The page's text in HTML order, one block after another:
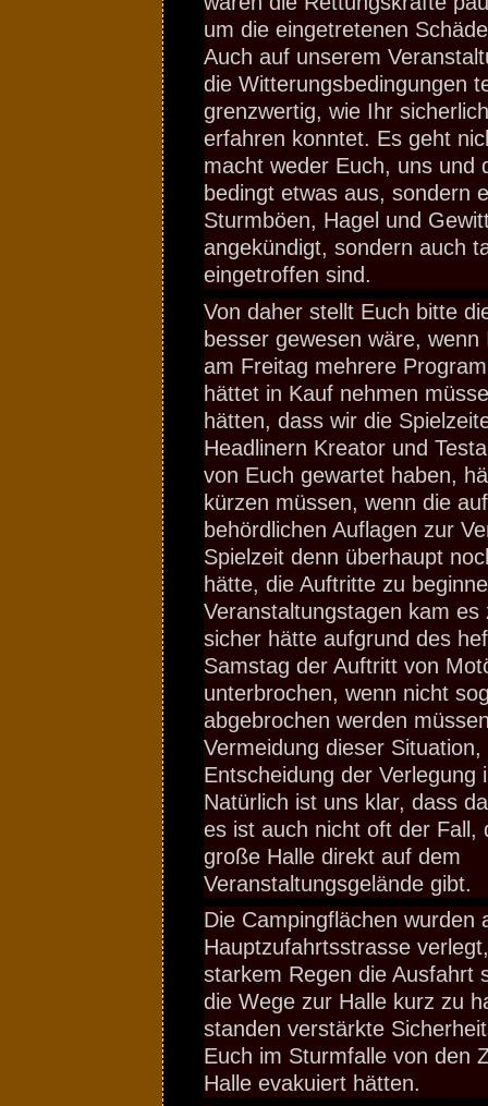
um die eingetretenen
Auch auf unserem
die Witterungsbedingungen
grenzwertig, wie Ihr
erfahren konntet. Es geht
macht weder Euch, uns und
bedingt etwas aus, sondern
Sturmböen, Hagel und
angekündigt, sondern auch
eingetroffen sind.
Von daher stellt Euch bitte
besser gewesen wäre, wenn
am Freitag mehrere
hättet in Kauf nehmen
hätten, dass wir die
Headlinern Kreator und
von Euch gewartet haben,
kürzen müssen, wenn die
behördlichen Auflagen zur
Spielzeit denn überhaupt
hätte, die Auftritte zu
Veranstaltungstagen kam
sicher hätte aufgrund des
Samstag der Auftritt von
unterbrochen, wenn nicht
abgebrochen werden
Vermeidung dieser
Entscheidung der Verlegung
Natürlich ist uns klar, dass
es ist auch nicht oft der Fall,
große Halle direkt auf dem
Veranstaltungsgelände gibt.
Die Campingflächen wurden
Hauptzufahrtsstrasse
starkem Regen die Ausfahrt
die Wege zur Halle kurz zu
standen verstärkte
Euch im Sturmfalle von den
Halle evakuiert hätten.